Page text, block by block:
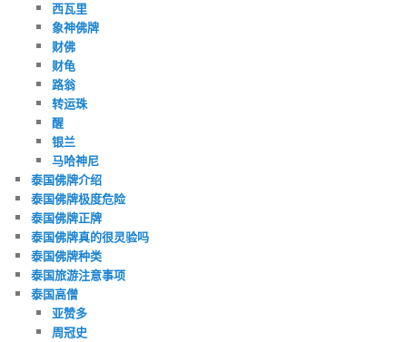
西瓦里
象神佛牌
财佛
财龟
路翁
转运珠
醒
银兰
马哈神尼
泰国佛牌介绍
泰国佛牌极度危险
泰国佛牌正牌
泰国佛牌真的很灵验吗
泰国佛牌种类
泰国旅游注意事项
泰国高僧
亚赞多
周冠史